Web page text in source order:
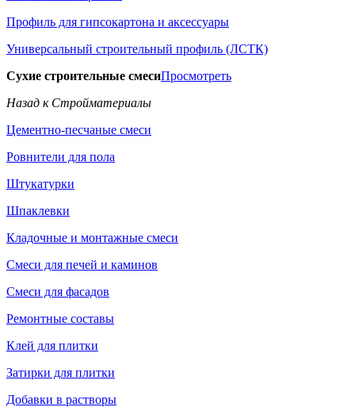
Профиль для гипсокартона и аксессуары
Универсальный строительный профиль (ЛСТК)
Сухие строительные смесиПросмотреть
Назад к Стройматериалы
Цементно-песчаные смеси
Ровнители для пола
Штукатурки
Шпаклевки
Кладочные и монтажные смеси
Смеси для печей и каминов
Смеси для фасадов
Ремонтные составы
Клей для плитки
Затирки для плитки
Добавки в растворы